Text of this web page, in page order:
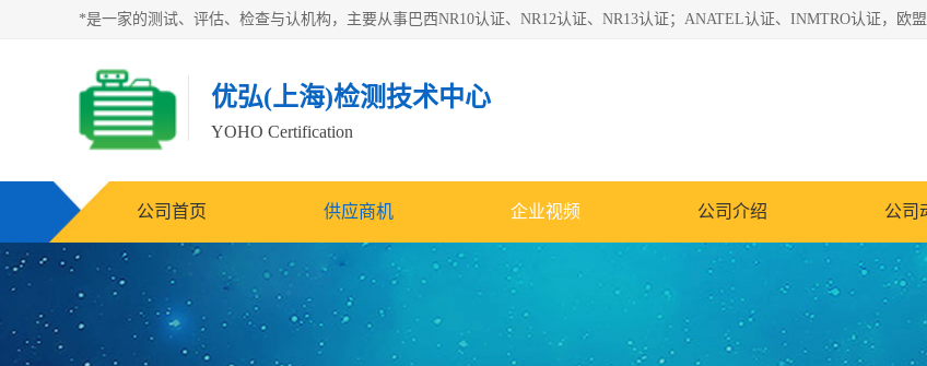
优弘(上海)检测技术中心
YOHO Certification
公司首页 供应商机 企业视频 公司介绍 公司